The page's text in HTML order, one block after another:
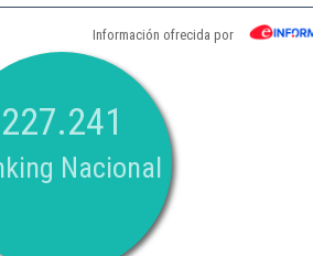
Información ofrecida por
227.241
Nacional